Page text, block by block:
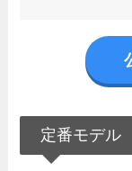
定番モデル